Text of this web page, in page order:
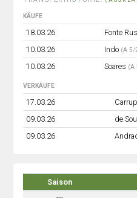
KÄUFE
18.03.26 Fonte
10.03.26
Indo (A 5/
10.03.26
Soares (A
VERKÄUFE
17.03.26
09.03.26
de
09.03.26
Saison